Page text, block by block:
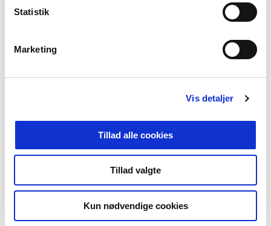
Statistik
Marketing
Vis detaljer
Tillad alle cookies
Tillad valgte
Kun nødvendige cookies
Tidligere danske statsborgere, der er fyldt 22 år den 1.
november 1993 eller senere, og som har søgt om at bevare
Integrationsministeriet om fortabelse af statsborgerskab efter
unionsborgerskab, vil kunne anmode Udlændinge- og
forudsat at fortabelsen havde virkninger i forhold til EU-retten.
pågældende har haft familie- eller beskæftigelsesmæssig
tilknytning til en anden EU-medlemsstat end Danmark inden
Tilsvarende gælder for de personer, der har fortabt deres
danske statsborgerskab og samtidig unionsborgerskabet som
børn af en forælder, som efter den 1. november 1993 rettidigt
22. år, men som har fået afslag på ansøgningen.